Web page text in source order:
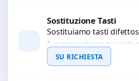
Procedi
Sostituzione Tasti
Sostituiamo tasti
funzionanti per
fluido del dispositivo.
ricambi di alta qualità
SU RICHIESTA